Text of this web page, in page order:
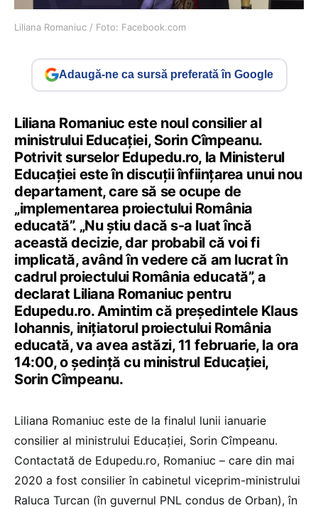
Liliana Romaniuc / Foto: Facebook.com
Adaugă-ne ca sursă preferată în Google
Liliana Romaniuc este noul consilier al
ministrului Educației, Sorin Cîmpeanu.
Potrivit surselor Edupedu.ro, la Ministerul
Educației este în discuții înființarea unui nou
departament, care să se ocupe de
„implementarea proiectului România
educată”. „Nu știu dacă s-a luat încă
această decizie, dar probabil că voi fi
implicată, având în vedere că am lucrat în
cadrul proiectului România educată”, a
declarat Liliana Romaniuc pentru
Edupedu.ro. Amintim că președintele Klaus
Iohannis, inițiatorul proiectului România
educată, va avea astăzi, 11 februarie, la ora
14:00, o ședință cu ministrul Educației,
Sorin Cîmpeanu.
Liliana Romaniuc este de la finalul lunii ianuarie
consilier al ministrului Educației, Sorin Cîmpeanu.
Contactată de Edupedu.ro, Romaniuc – care din mai
2020 a fost consilier în cabinetul viceprim-ministrului
Raluca Turcan (în guvernul PNL condus de Orban), în